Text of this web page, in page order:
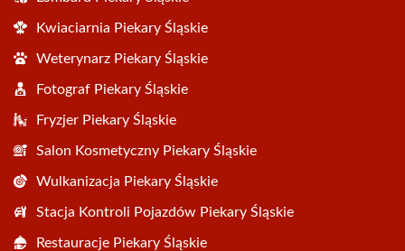
Kwiaciarnia Piekary Śląskie
Weterynarz Piekary Śląskie
Fotograf Piekary Śląskie
Fryzjer Piekary Śląskie
Salon Kosmetyczny Piekary Śląskie
Wulkanizacja Piekary Śląskie
Stacja Kontroli Pojazdów Piekary Śląskie
Restauracje Piekary Śląskie